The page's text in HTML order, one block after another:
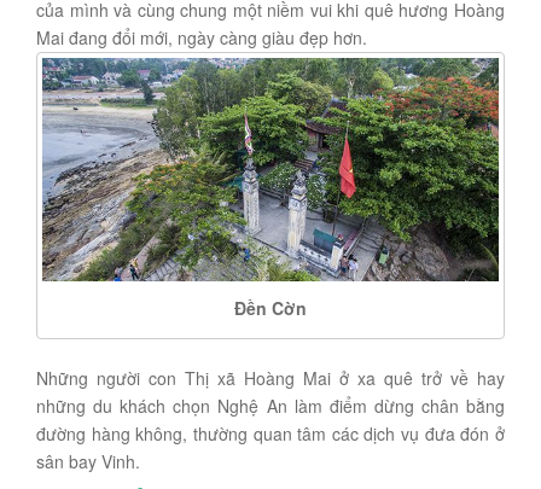
của mình và cùng chung một niềm vui khi quê hương Hoàng
Mai đang đổi mới, ngày càng giàu đẹp hơn.
Đền Cờn
Những người con Thị xã Hoàng Mai ở xa quê trở về hay
những du khách chọn Nghệ An làm điểm dừng chân bằng
đường hàng không, thường quan tâm các dịch vụ đưa đón ở
sân bay Vinh.